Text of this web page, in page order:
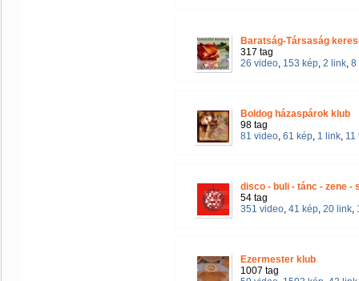
Baratság-Társaság
317 tag
26 video, 153 kép, 2 link, 8
Boldog házaspárok klub
98 tag
81 video, 61 kép, 1 link, 11
disco - buli - tánc - zene -
54 tag
351 video, 41 kép, 20 link,
Ezermester klub
1007 tag